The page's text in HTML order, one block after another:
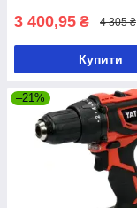
3 400,95 ₴ 4 305 ₴
Купити
–21%